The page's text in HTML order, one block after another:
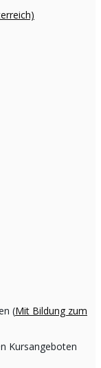
(Mit Bildung zum
Kursangeboten